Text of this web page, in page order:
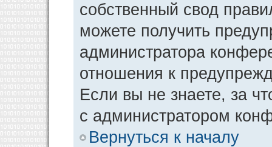
собственный свод
можете получить
администратора
отношения к
Если вы не знаете, за
с администратором
Вернуться к началу